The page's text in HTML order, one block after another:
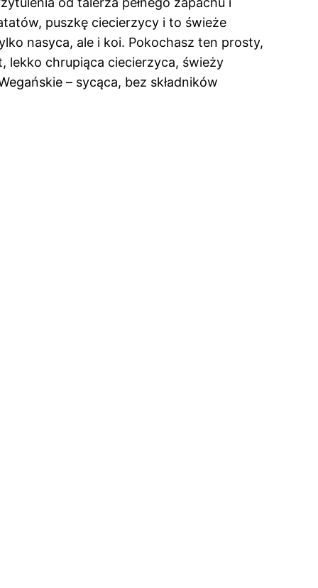
puszkę ciecierzycy i to świeże
nasyca, ale i koi. Pokochasz ten prosty,
lekko chrupiąca ciecierzyca, świeży
– sycąca, bez składników